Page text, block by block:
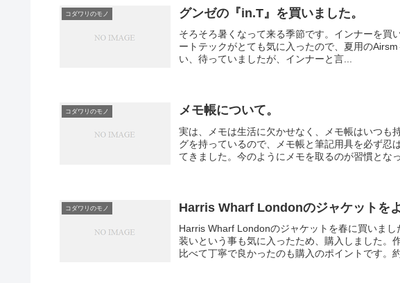
コダワリのモノ グンゼの『in.T』を買いました。
そろそろ暑くなって来る季節です。インナーを買
ートテックがとても気に入ったので、夏用の
い、待っていましたが、インナーと言...
コダワリのモノ メモ帳について。
実は、メモは生活に欠かせなく、メモ帳はいつも
グを持っているので、メモ帳と筆記用具を必ず忍
てきました。今のようにメモを取るのが習慣とな
コダワリのモノ Harris Wharf Londonのジャケットをよ
Harris Wharf Londonのジャケットを春に買いま
装いという事も気に入ったため、購入しました。
比べて丁寧で良かったのも購入のポイントです。約